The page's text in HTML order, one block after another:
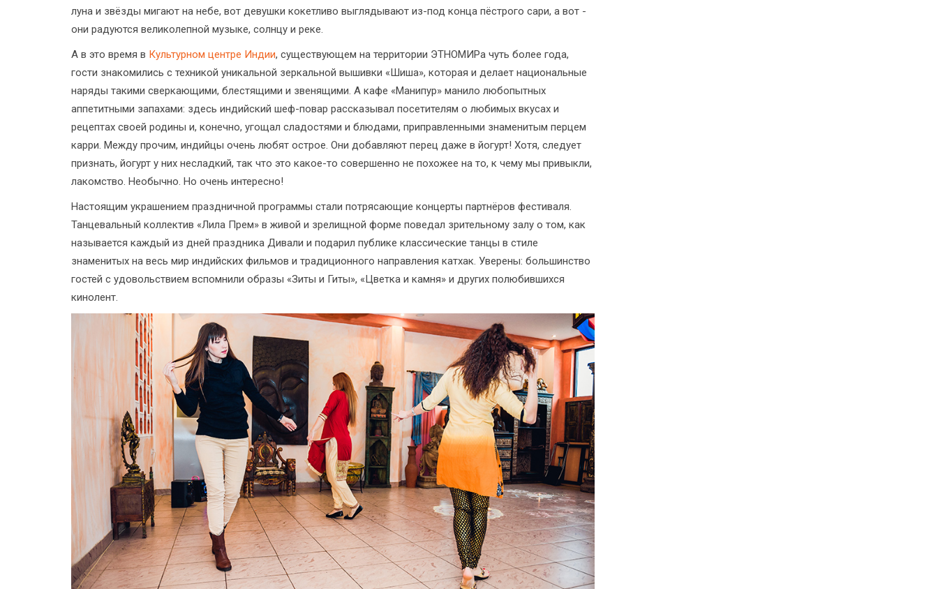
луна и звёзды мигают на небе, вот девушки кокетливо выглядывают из-под конца пёстрого сари, а вот -
они радуются великолепной музыке, солнцу и реке.
А в это время в Культурном центре Индии, существующем на территории ЭТНОМИРа чуть более года,
гости знакомились с техникой уникальной зеркальной вышивки «Шиша», которая и делает национальные
наряды такими сверкающими, блестящими и звенящими. А кафе «Манипур» манило любопытных
аппетитными запахами: здесь индийский шеф-повар рассказывал посетителям о любимых вкусах и
рецептах своей родины и, конечно, угощал сладостями и блюдами, приправленными знаменитым перцем
карри. Между прочим, индийцы очень любят острое. Они добавляют перец даже в йогурт! Хотя, следует
признать, йогурт у них несладкий, так что это какое-то совершенно не похожее на то, к чему мы привыкли,
лакомство. Необычно. Но очень интересно!
Настоящим украшением праздничной программы стали потрясающие концерты партнёров фестиваля.
Танцевальный коллектив «Лила Прем» в живой и зрелищной форме поведал зрительному залу о том, как
называется каждый из дней праздника Дивали и подарил публике классические танцы в стиле
знаменитых на весь мир индийских фильмов и традиционного направления катхак. Уверены: большинство
гостей с удовольствием вспомнили образы «Зиты и Гиты», «Цветка и камня» и других полюбившихся
кинолент.